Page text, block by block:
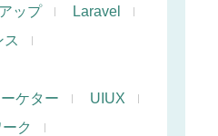
ップ
Laravel
ス
ケター
UIUX
ク